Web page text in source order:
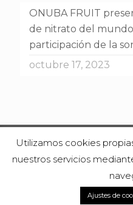
ONUBA FRUIT
de nitrato del
participación de la
octubre 17, 2023
Utilizamos cookies
nuestros servicios
Ajustes de